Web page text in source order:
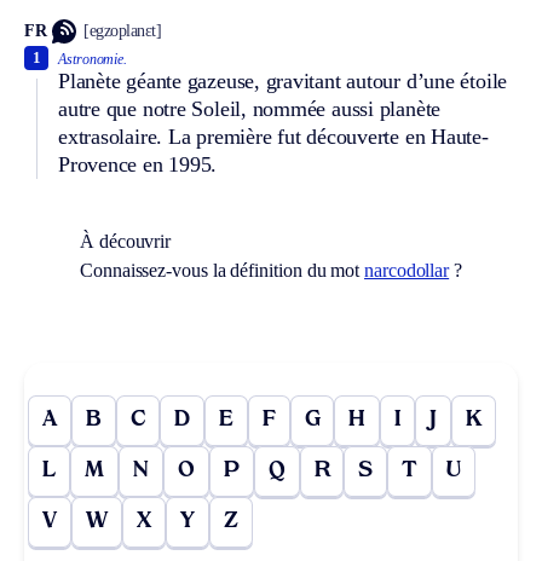
FR [egzoplanɛt]
Astronomie.
Planète géante gazeuse, gravitant autour d’une étoile
autre que notre Soleil, nommée aussi planète
extrasolaire. La première fut découverte en Haute-
Provence en 1995.
1
À découvrir
Connaissez-vous la définition du motnarcodollar?
A B C D E F G H I J K
L M N O P Q R S T U
V W X Y Z